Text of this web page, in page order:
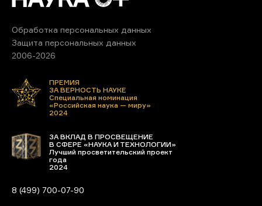
Обработка персональных данных
Защита персональных данных
2006-2026
ПРЕМИЯ
ЗА ВЕРНОСТЬ НАУКЕ
Специальная номинация
«Российская наука — миру»
2024
ЗА ВКЛАД В ПРОСВЕЩЕНИЕ
В СФЕРЕ «НАУКА И ТЕХНОЛОГИИ»
Лучший просветительский проект
года
2024
8 (499) 700-07-90